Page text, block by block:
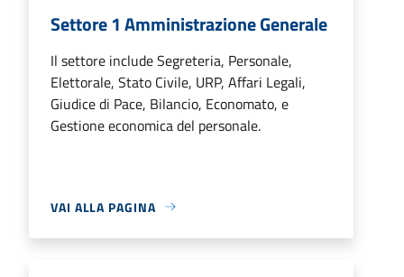
Settore 1 Amministrazione Generale
Il settore include Segreteria, Personale,
Elettorale, Stato Civile, URP, Affari Legali,
Giudice di Pace, Bilancio, Economato, e
Gestione economica del personale.
VAI ALLA PAGINA